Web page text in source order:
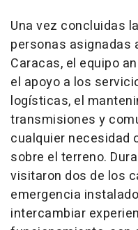
Una vez concluidas
personas asignadas
Caracas, el equipo
el apoyo a los
logísticas, el
transmisiones y
cualquier necesidad
sobre el terreno.
visitaron dos de los
emergencia
intercambiar